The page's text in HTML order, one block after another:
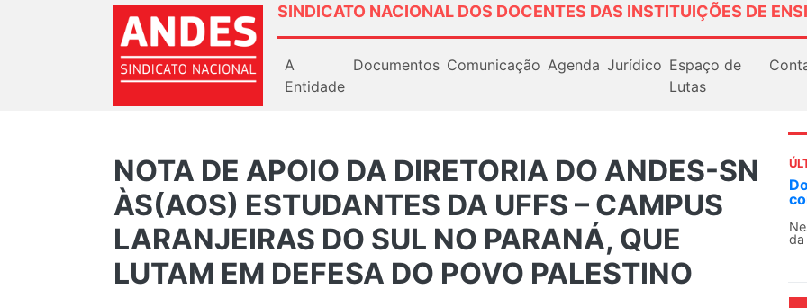
SINDICATO NACIONAL DOS DOCENTES DAS INSTITUIÇÕES DE
A
Entidade
Documentos Comunicação Agenda Jurídico Espaço de
Lutas
NOTA DE APOIO DA DIRETORIA DO ANDES-SN
ÀS(AOS) ESTUDANTES DA UFFS – CAMPUS
LARANJEIRAS DO SUL NO PARANÁ, QUE
LUTAM EM DEFESA DO POVO PALESTINO
Docentes paralisam
contra as políticas
Nessa segunda-feira
da educação superior e